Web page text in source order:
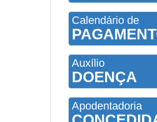
Calendário de
Auxílio
DOENÇA
Apodentadoria